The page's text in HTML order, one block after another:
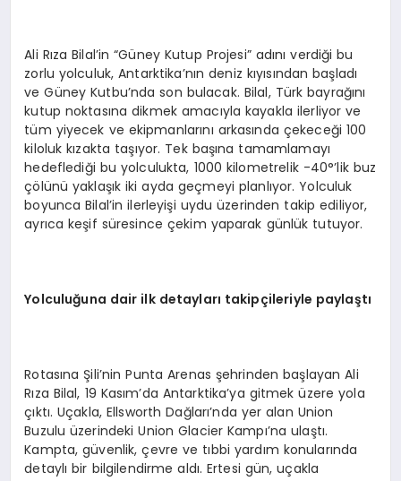
Ali Rıza Bilal’in “Güney Kutup Projesi” adını verdiği bu
zorlu yolculuk, Antarktika’nın deniz kıyısından başladı
ve Güney Kutbu’nda son bulacak. Bilal, Türk bayrağını
kutup noktasına dikmek amacıyla kayakla ilerliyor ve
tüm yiyecek ve ekipmanlarını arkasında çekeceği 100
kiloluk kızakta taşıyor. Tek başına tamamlamayı
hedeflediği bu yolculukta, 1000 kilometrelik -40°’lik buz
çölünü yaklaşık iki ayda geçmeyi planlıyor. Yolculuk
boyunca Bilal’in ilerleyişi uydu üzerinden takip ediliyor,
ayrıca keşif süresince çekim yaparak günlük tutuyor.
Yolculuğuna dair ilk detayları takipçileriyle paylaştı
Rotasına Şili’nin Punta Arenas şehrinden başlayan Ali
Rıza Bilal, 19 Kasım’da Antarktika’ya gitmek üzere yola
çıktı. Uçakla, Ellsworth Dağları’nda yer alan Union
Buzulu üzerindeki Union Glacier Kampı’na ulaştı.
Kampta, güvenlik, çevre ve tıbbi yardım konularında
detaylı bir bilgilendirme aldı. Ertesi gün, uçakla